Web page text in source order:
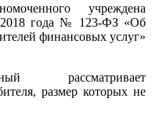
учреждена
года № 123-ФЗ «Об
финансовых услуг»
рассматривает
размер которых не